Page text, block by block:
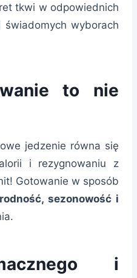
tkwi w odpowiednich
świadomych wyborach
to nie
jedzenie równa się
i rezygnowaniu z
Gotowanie w sposób
sezonowość i
i